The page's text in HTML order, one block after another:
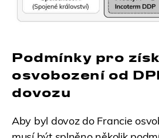
Podmínky pro
osvobození od
dovozu
Aby byl dovoz do Francie